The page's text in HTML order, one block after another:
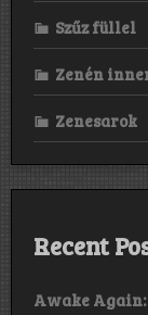
Szűz füllel
Zenén
Zenesarok
Recent
Awake Again: